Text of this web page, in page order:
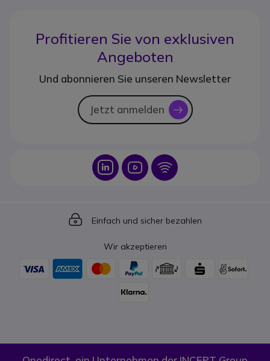
Profitieren Sie von exklusiven
Angeboten
Und abonnieren Sie unseren Newsletter
Jetzt anmelden icon
Icon Icon Icon
Icon
Einfach und sicher bezahlen
Wir akzeptieren